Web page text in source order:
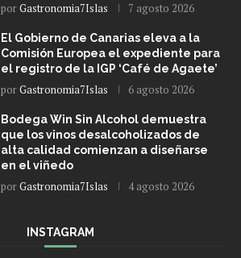
porGastronomia7Islas 7 agosto 2026
El Gobierno de Canarias eleva a la
Comisión Europea el expediente para
el registro de la IGP ‘Café de Agaete’
porGastronomia7Islas 6 agosto 2026
Bodega Win Sin Alcohol demuestra
que los vinos desalcoholizados de
alta calidad comienzan a diseñarse
en el viñedo
porGastronomia7Islas 4 agosto 2026
INSTAGRAM